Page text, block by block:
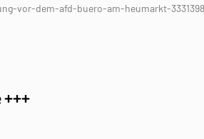
vor-dem-afd-buero-am-heumarkt-